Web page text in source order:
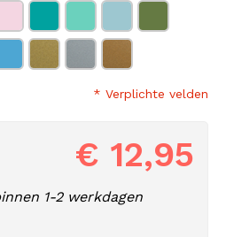
* Verplichte velden
€ 12,95
1-2 werkdagen